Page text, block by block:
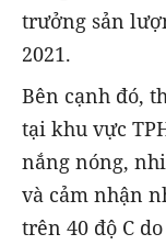
trưởng sản
2021.
Bên cạnh đó,
tại khu vực
nắng nóng,
và cảm nhận
trên 40 độ C